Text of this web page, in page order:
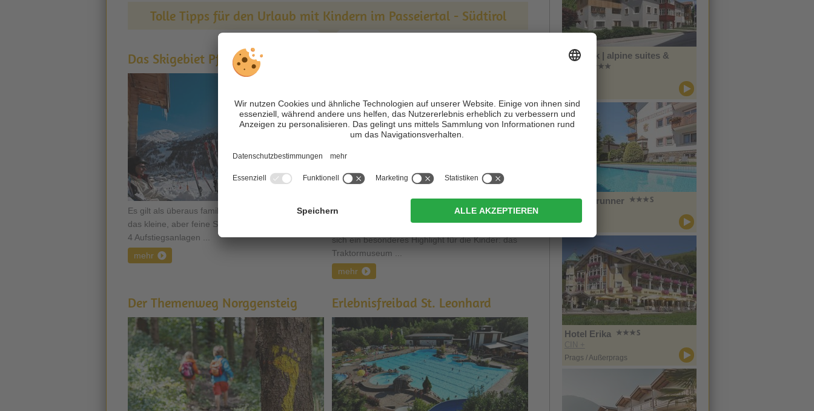
Tolle Tipps für den Urlaub mit Kindern im Passeiertal - Südtirol
Das Skigebiet Pfelders
Es gilt als überaus familienfreundliches Skigebiet:
das kleine, aber feine Skigebiet Pfelders mit seinen
4 Aufstiegsanlagen ...
mehr
In Kuens, am Anfang des Passeiertales, befindet
sich ein besonderes Highlight für die Kinder: das
Traktormuseum ...
mehr
Der Themenweg Norggensteig Erlebnisfreibad St. Leonhard
Zin Park | alpine suites &
Hotel Brunner
Meran
Hotel Erika
CIN +
Prags / Außerprags